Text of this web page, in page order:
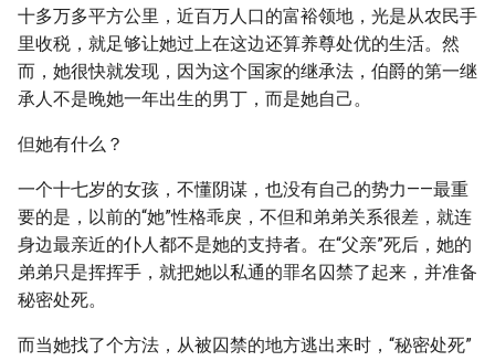
十多万多平方公里，近百万人口的富裕领地，光是从农民手
里收税，就足够让她过上在这边还算养尊处优的生活。然
而，她很快就发现，因为这个国家的继承法，伯爵的第一继
承人不是晚她一年出生的男丁，而是她自己。
但她有什么？
一个十七岁的女孩，不懂阴谋，也没有自己的势力——最重
要的是，以前的“她”性格乖戾，不但和弟弟关系很差，就连
身边最亲近的仆人都不是她的支持者。在“父亲”死后，她的
弟弟只是挥挥手，就把她以私通的罪名囚禁了起来，并准备
秘密处死。
而当她找了个方法，从被囚禁的地方逃出来时，“秘密处死”